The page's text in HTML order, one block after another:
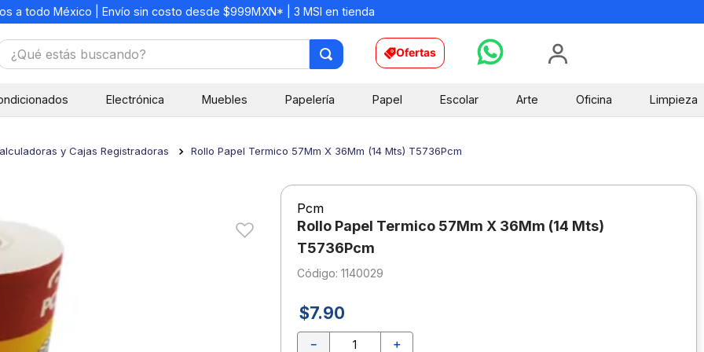
a todo México | Envío sin costo desde $999MXN* | 3 MSI en tienda
estás buscando? Ofertas
Electrónica Muebles Papelería Papel Escolar Arte Oficina Limpieza
y Cajas Registradoras Rollo Papel Termico 57Mm X 36Mm (14 Mts) T5736Pcm
Pcm
Rollo Papel Termico 57Mm X 36Mm (14 Mts)
T5736Pcm
: 1140029
$7.90
＋
－
boligrafo
7.
escritorio
sacapuntas
escolar